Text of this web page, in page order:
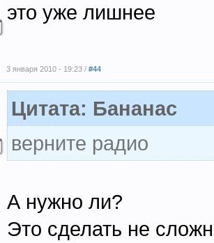
это уже лишнее
3 января 2010 - 19:23 / #44
Цитата: Бананас
верните радио
А нужно ли?
Это сделать не